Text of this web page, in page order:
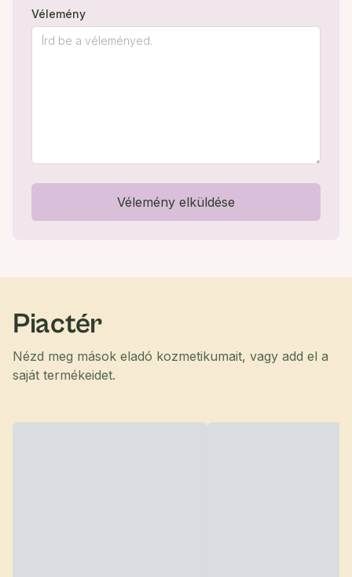
Vélemény
Vélemény elküldése
Piactér
Nézd meg mások eladó kozmetikumait, vagy add el a
saját termékeidet.